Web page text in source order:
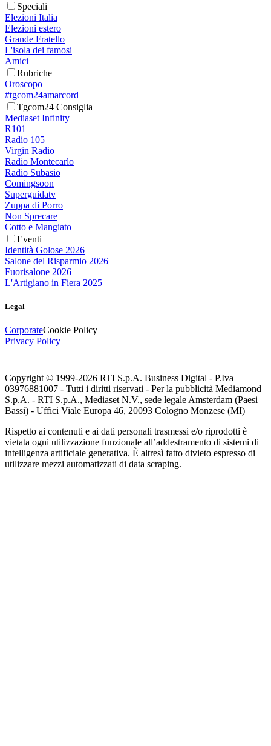
Speciali
Elezioni Italia
Elezioni estero
Grande Fratello
L'isola dei famosi
Amici
Rubriche
Oroscopo
#tgcom24amarcord
Tgcom24 Consiglia
Mediaset Infinity
R101
Radio 105
Virgin Radio
Radio Montecarlo
Radio Subasio
Comingsoon
Superguidatv
Zuppa di Porro
Non Sprecare
Cotto e Mangiato
Eventi
Identità Golose 2026
Salone del Risparmio 2026
Fuorisalone 2026
L'Artigiano in Fiera 2025
Legal
CorporateCookie Policy
Privacy Policy
Copyright © 1999-2026 RTI S.p.A. Business Digital - P.Iva
03976881007 - Tutti i diritti riservati - Per la pubblicità Mediamond
S.p.A. - RTI S.p.A., Mediaset N.V., sede legale Amsterdam (Paesi
Bassi) - Uffici Viale Europa 46, 20093 Cologno Monzese (MI)
Rispetto ai contenuti e ai dati personali trasmessi e/o riprodotti è
vietata ogni utilizzazione funzionale all’addestramento di sistemi di
intelligenza artificiale generativa. È altresì fatto divieto espresso di
utilizzare mezzi automatizzati di data scraping.